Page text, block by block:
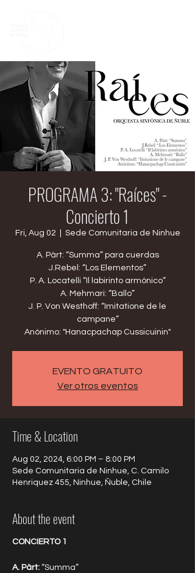
PROGRAMA 3: "Raíces" -
Concierto 1
Fri, Aug 02 Sede Comunitaria de Ninhue
A. Pärt: “Summa” para cuerdas
J.Rebel: “Los Elementos”
P. A. Locatelli “Il labirinto armónico”
A. Mehmari: “Ballo”
J. P. Von Westhoff: “Imitatione de le
campane”
EVENTO GRATUITO
Ver otros eventos
Time & Location
Aug 02, 2024, 6:00 PM – 8:00 PM
Sede Comunitaria de Ninhue, C. Camilo
Henriquez 455, Ninhue, Ñuble, Chile
About the event
CONCIERTO 1
A. Pärt: “Summa”